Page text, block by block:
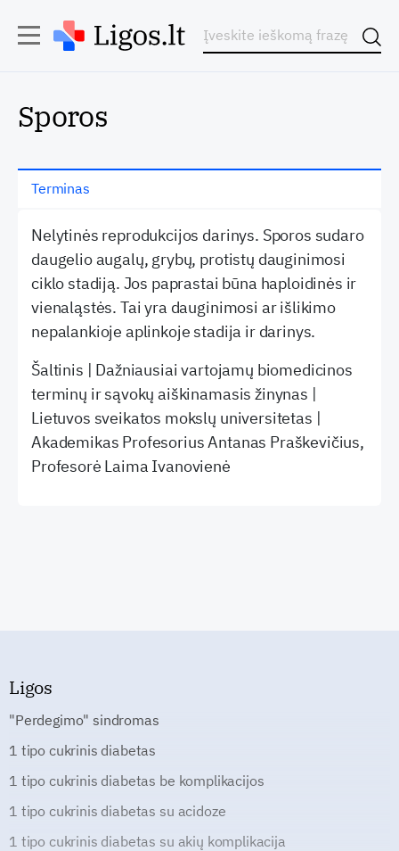
Sporos
Terminas
Nelytinės reprodukcijos darinys. Sporos sudaro
daugelio augalų, grybų, protistų dauginimosi
ciklo stadiją. Jos paprastai būna haploidinės ir
vienaląstės. Tai yra dauginimosi ar išlikimo
nepalankioje aplinkoje stadija ir darinys.
Šaltinis | Dažniausiai vartojamų biomedicinos
terminų ir sąvokų aiškinamasis žinynas |
Lietuvos sveikatos mokslų universitetas |
Akademikas Profesorius Antanas Praškevičius,
Profesorė Laima Ivanovienė
Ligos
"Perdegimo" sindromas
1 tipo cukrinis diabetas
1 tipo cukrinis diabetas be komplikacijos
1 tipo cukrinis diabetas su acidoze
1 tipo cukrinis diabetas su akių komplikacija